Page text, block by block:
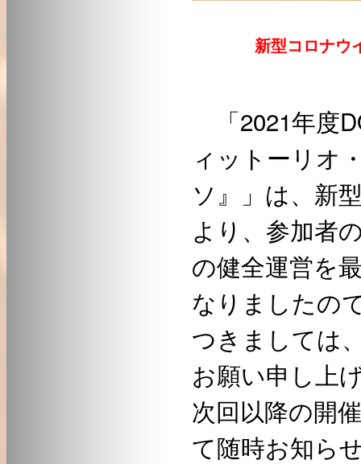
新型コロナウ
「2021年度
ィットーリオ
ソ』」は、新
より、参加者
の健全運営を
なりましたの
つきましては
お願い申し上
次回以降の開
て随時お知ら